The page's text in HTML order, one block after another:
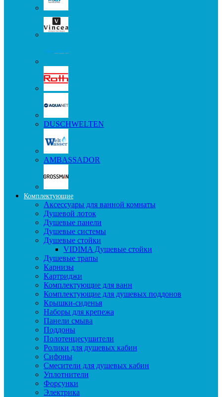
DUSCHWELTEN
AMBASSADOR
Комплектующие
Аксессуары для ванной комнаты
Душевой лоток
Душевые панели
Душевые системы
Душевые стойки
VIDIMA Душевые стойки
Душевые трапы
Карнизы
Картриджи
Комплектующие для ванн
Комплектующие для душевых поддонов
Крышки-сиденья
Наборы для крепежа
Панели смыва
Поддоны
Полотенцесушители
Ролики для душевых кабин
Сифоны
Смесители для душевых кабин
Уплотнители
Форсунки
Электрика